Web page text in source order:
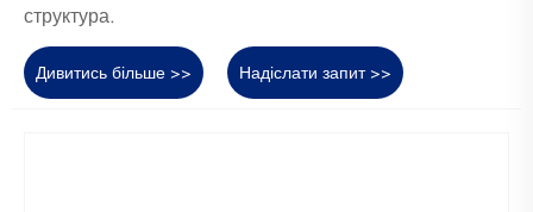
структура.
Дивитись більше >> Надіслати запит >>